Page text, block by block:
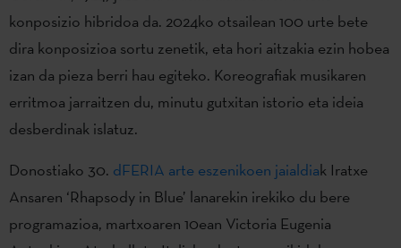
konposizio hibridoa da. 2024ko otsailean 100 urte bete
dira konposizioa sortu zenetik, eta hori aitzakia ezin hobea
izan da pieza berri hau egiteko. Koreografiak musikaren
erritmoa jarraitzen du, minutu gutxitan istorio eta ideia
desberdinak islatuz.
Donostiako 30. dFERIA arte eszenikoen jaialdiak Iratxe
Ansaren ‘Rhapsody in Blue’ lanarekin irekiko du bere
programazioa, martxoaren 10ean Victoria Eugenia